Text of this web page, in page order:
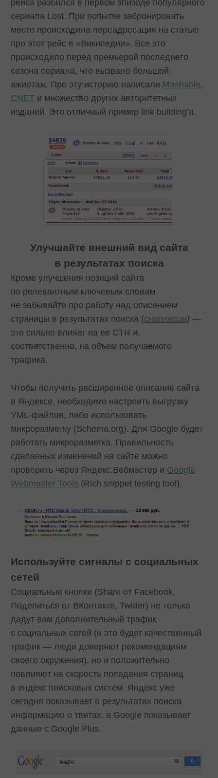
рейса разбился в первом эпизоде популярного
сериала Lost. При попытке забронировать
место происходила переадресация на статью
про этот рейс в «Википедии». Все это
происходило перед премьерой последнего
сезона сериала, что вызвало большой
ажиотаж. Про эту историю написали Mashable,
CNET и множество других авторитетных
изданий. Это отличный пример link building’a.
Улучшайте внешний вид сайта
в результатах поиска
Кроме улучшения позиций сайта
по релевантным ключевым словам
не забывайте про работу над описанием
страницы в результатах поиска (сниппетом) —
это сильно влияет на ее CTR и,
соответственно, на объем получаемого
трафика.
Чтобы получить расширенное описание сайта
в Яндексе, необходимо настроить выгрузку
YML-файлов, либо использовать
микроразметку (Schema.org). Для Google будет
работать микроразметка. Правильность
сделанных изменений на сайте можно
проверить через Яндекс.Вебмастер и Google
Webmaster Tools (Rich snippet testing tool).
Используйте сигналы с социальных
сетей
Социальные кнопки (Share от Facebook,
Поделиться от ВКонтакте, Twitter) не только
дадут вам дополнительный трафик
с социальных сетей (и это будет качественный
трафик — люди доверяют рекомендациям
своего окружения), но и положительно
повлияют на скорость попадания страниц
в индекс поисковых систем. Яндекс уже
сегодня показывает в результатах поиска
информацию о твитах, а Google показывает
данные с Google Plus.